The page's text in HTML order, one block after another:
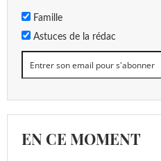
Famille
Astuces de la rédac
EN CE MOMENT